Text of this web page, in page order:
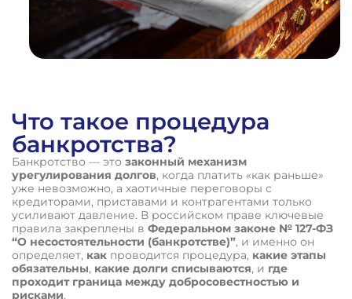
Что такое процедура
банкротства?
Банкротство — это законный механизм
урегулирования долгов, когда платить «как раньше»
уже невозможно, а хаотичные переговоры с
кредиторами, приставами и контрагентами только
усиливают давление. В российском праве ключевые
правила закреплены в Федеральном законе № 127-ФЗ
“О несостоятельности (банкротстве)”, и именно он
определяет, как проводится процедура, какие этапы
обязательны, какие долги списываются, и где
проходит граница между добросовестностью и
рисками.